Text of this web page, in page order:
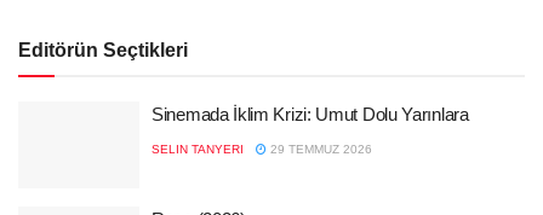
Editörün Seçtikleri
Sinemada İklim Krizi: Umut Dolu Yarınlara
SELIN TANYERI 29 TEMMUZ 2026